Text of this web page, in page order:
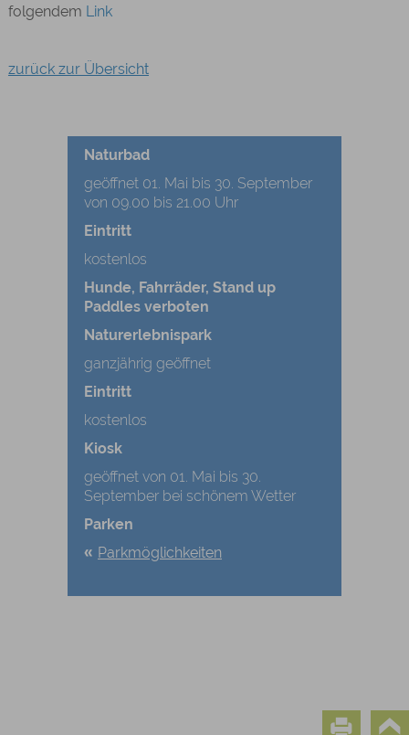
folgendem Link
zurück zur Übersicht
Naturbad
geöffnet 01. Mai bis 30. September
von 09.00 bis 21.00 Uhr
Eintritt
kostenlos
Hunde, Fahrräder, Stand up
Paddles verboten
Naturerlebnispark
ganzjährig geöffnet
Eintritt
kostenlos
Kiosk
geöffnet von 01. Mai bis 30.
September bei schönem Wetter
Parken
Parkmöglichkeiten